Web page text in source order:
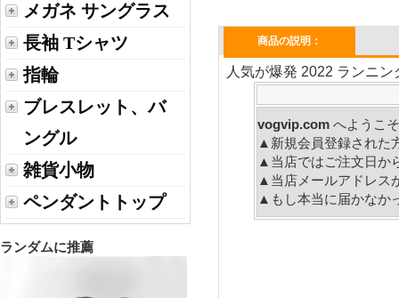
メガネ サングラス
長袖 Tシャツ
指輪
ブレスレット、バ
ングル
雑貨小物
ペンダントトップ
ランダムに推薦
商品の説明：
人気が爆発 2022 ランニ
vogvip.com へ
▲新規会員登録された
▲当店ではご注文日か
▲当店メールアドレス
▲もし本当に届かなか